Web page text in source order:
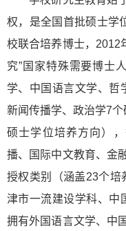
权，是全国首批硕士学
校联合培养博士，2012
究”国家特殊需要博士
学、中国语言文学、哲
新闻传播学、政治学7
硕士学位培养方向）
播、国际中文教育、金
授权类别（涵盖23个培
津市一流建设学科、中
拥有外国语言文学、中